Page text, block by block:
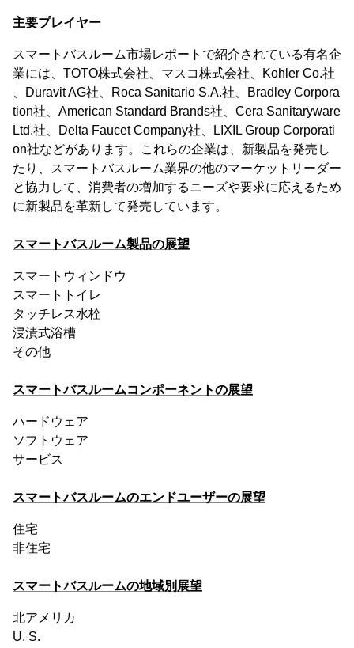
主要プレイヤー
スマートバスルーム市場レポートで紹介されている有名企
業には、TOTO株式会社、マスコ株式会社、Kohler Co.社
、Duravit AG社、Roca Sanitario S.A.社、Bradley Corpora
tion社、American Standard Brands社、Cera Sanitaryware
Ltd.社、Delta Faucet Company社、LIXIL Group Corporati
on社などがあります。これらの企業は、新製品を発売し
たり、スマートバスルーム業界の他のマーケットリーダー
と協力して、消費者の増加するニーズや要求に応えるため
に新製品を革新して発売しています。
スマートバスルーム製品の展望
スマートウィンドウ
スマートトイレ
タッチレス水栓
浸漬式浴槽
その他
スマートバスルームコンポーネントの展望
ハードウェア
ソフトウェア
サービス
スマートバスルームのエンドユーザーの展望
住宅
非住宅
スマートバスルームの地域別展望
北アメリカ
U. S.